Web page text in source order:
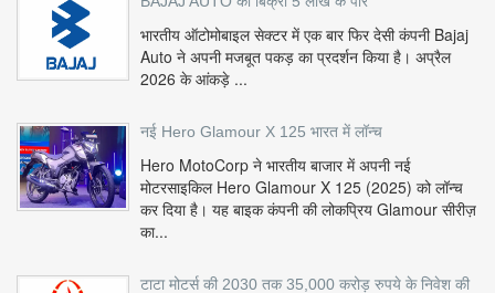
भारतीय ऑटोमोबाइल सेक्टर में एक बार फिर देसी कंपनी Bajaj
Auto ने अपनी मजबूत पकड़ का प्रदर्शन किया है। अप्रैल
2026 के आंकड़े ...
नई Hero Glamour X 125 भारत में लॉन्च
Hero MotoCorp ने भारतीय बाजार में अपनी नई
मोटरसाइकिल Hero Glamour X 125 (2025) को लॉन्च
कर दिया है। यह बाइक कंपनी की लोकप्रिय Glamour सीरीज़
का...
टाटा मोटर्स की 2030 तक 35,000 करोड़ रुपये के निवेश की